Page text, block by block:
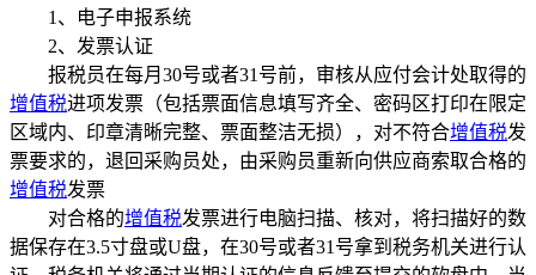
1、电子申报系统
2、发票认证
报税员在每月30号或者31号前，审核从应付会计处取得的
增值税进项发票（包括票面信息填写齐全、密码区打印在限定
区域内、印章清晰完整、票面整洁无损），对不符合增值税发
票要求的，退回采购员处，由采购员重新向供应商索取合格的
增值税发票
对合格的增值税发票进行电脑扫描、核对，将扫描好的数
据保存在3.5寸盘或U盘，在30号或者31号拿到税务机关进行认